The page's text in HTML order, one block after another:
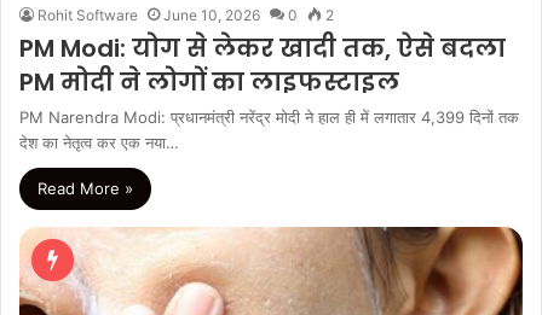
Rohit Software June 10, 2026 0 2
PM Modi: योग से लेकर खादी तक, ऐसे बदला
PM मोदी ने लोगों का लाइफस्टाइल
PM Narendra Modi: प्रधानमंत्री नरेंद्र मोदी ने हाल ही में लगातार 4,399 दिनों तक
देश का नेतृत्व कर एक नया…
Read More »